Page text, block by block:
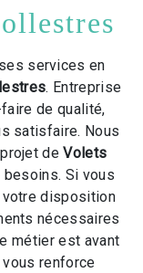
services en
. Entreprise
faire de qualité,
satisfaire. Nous
projet deVolets
besoins. Si vous
votre disposition
nécessaires
métier est avant
renforce